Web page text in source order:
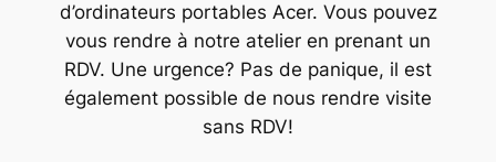
d’ordinateurs portables Acer. Vous pouvez
vous rendre à notre atelier en prenant un
RDV. Une urgence? Pas de panique, il est
également possible de nous rendre visite
sans RDV!